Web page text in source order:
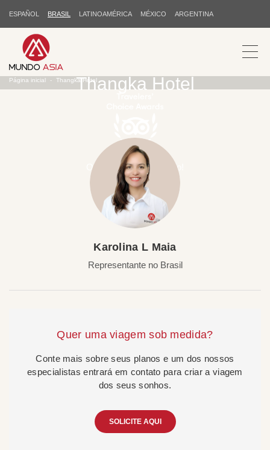
ESPAÑOL BRASIL LATINOAMÉRICA MÉXICO ARGENTINA
Thangka Hotel
Página inicial Thangka Hotel
Obrigado pelo seu apoio!
Karolina L Maia
Representante no Brasil
Quer uma viagem sob medida?
Conte mais sobre seus planos e um dos nossos
especialistas entrará em contato para criar a viagem
dos seus sonhos.
SOLICITE AQUI